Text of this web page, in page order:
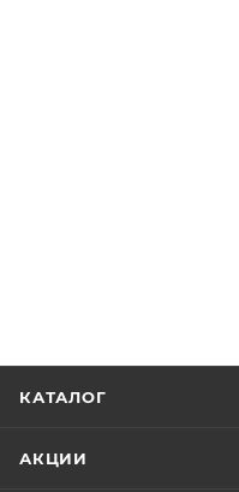
КАТАЛОГ
АКЦИИ